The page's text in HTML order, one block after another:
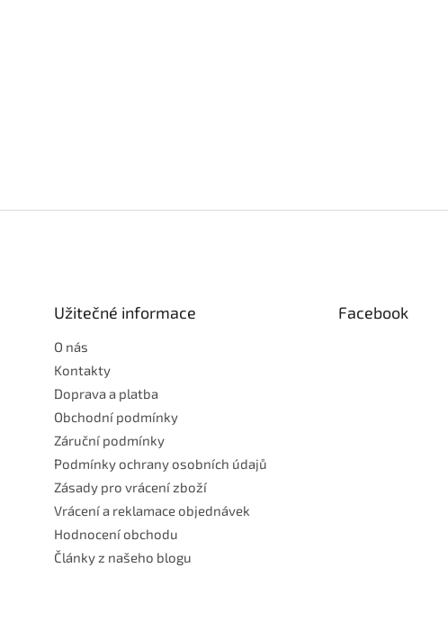
Užitečné informace
O nás
Kontakty
Doprava a platba
Obchodní podmínky
Záruční podmínky
Podmínky ochrany osobních údajů
Zásady pro vrácení zboží
Vrácení a reklamace objednávek
Hodnocení obchodu
Články z našeho blogu
Facebook